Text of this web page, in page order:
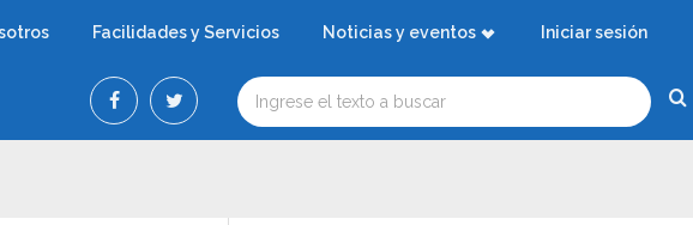
Facilidades y Servicios Noticias y eventos Iniciar sesión